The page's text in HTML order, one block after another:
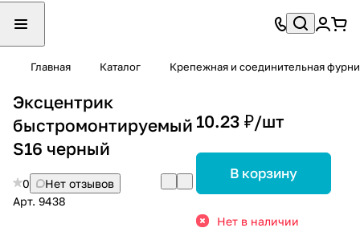
Главная Каталог Крепежная и соединительная
Эксцентрик
быстромонтируемый
S16 черный
0
Нет отзывов
Арт. 9438
10.23 ₽/шт
В корзину
Нет в наличии